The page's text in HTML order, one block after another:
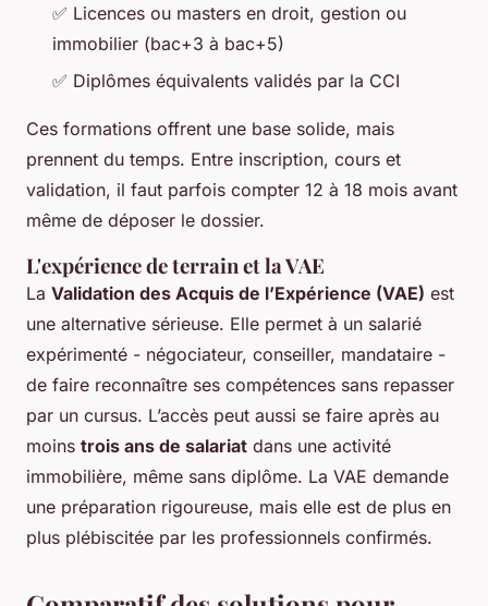
✅ Licences ou masters en droit, gestion ou
immobilier (bac+3 à bac+5)
✅ Diplômes équivalents validés par la CCI
Ces formations offrent une base solide, mais
prennent du temps. Entre inscription, cours et
validation, il faut parfois compter 12 à 18 mois avant
même de déposer le dossier.
L'expérience de terrain et la VAE
La Validation des Acquis de l’Expérience (VAE) est
une alternative sérieuse. Elle permet à un salarié
expérimenté - négociateur, conseiller, mandataire -
de faire reconnaître ses compétences sans repasser
par un cursus. L’accès peut aussi se faire après au
moins trois ans de salariat dans une activité
immobilière, même sans diplôme. La VAE demande
une préparation rigoureuse, mais elle est de plus en
plus plébiscitée par les professionnels confirmés.